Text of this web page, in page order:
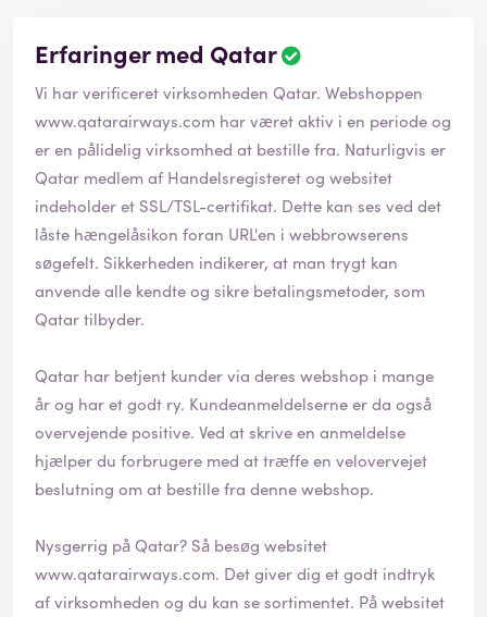
Erfaringer med Qatar
Vi har verificeret virksomheden Qatar. Webshoppen
www.qatarairways.com har været aktiv i en periode og
er en pålidelig virksomhed at bestille fra. Naturligvis er
Qatar medlem af Handelsregisteret og websitet
indeholder et SSL/TSL-certifikat. Dette kan ses ved det
låste hængelåsikon foran URL'en i webbrowserens
søgefelt. Sikkerheden indikerer, at man trygt kan
anvende alle kendte og sikre betalingsmetoder, som
Qatar tilbyder.
Qatar har betjent kunder via deres webshop i mange
år og har et godt ry. Kundeanmeldelserne er da også
overvejende positive. Ved at skrive en anmeldelse
hjælper du forbrugere med at træffe en velovervejet
beslutning om at bestille fra denne webshop.
Nysgerrig på Qatar? Så besøg websitet
www.qatarairways.com. Det giver dig et godt indtryk
af virksomheden og du kan se sortimentet. På websitet